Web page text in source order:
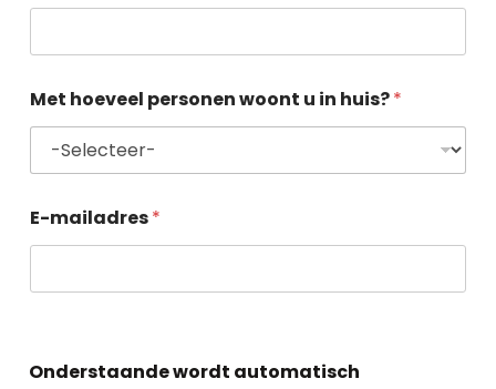
Met hoeveel personen woont u in huis?*
E-mailadres*
Onderstaande wordt automatisch